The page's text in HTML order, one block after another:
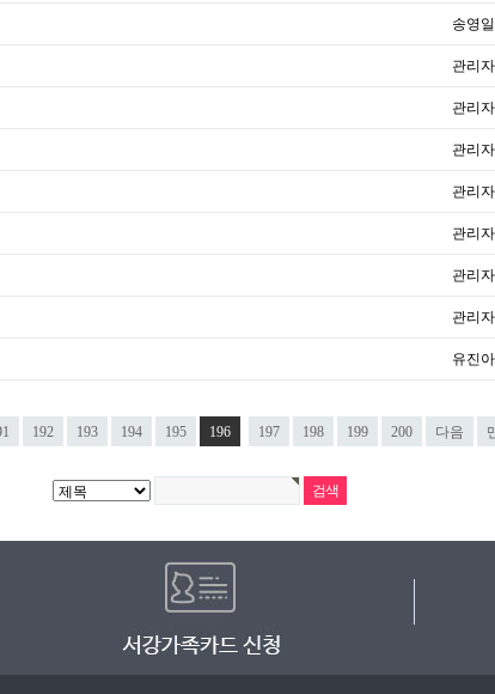
송영일
관리자
관리자
관리자
관리자
관리자
관리자
관리자
유진아
192 193 194 195 196 197 198 199 200 다음